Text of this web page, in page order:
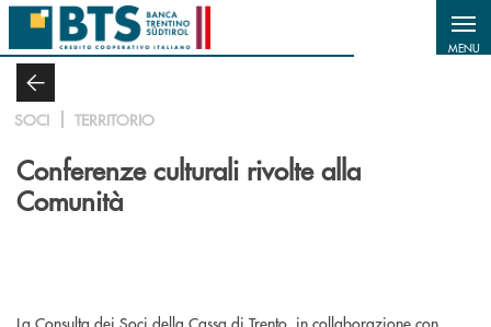
Salta al contenuto principale
MENU
SOCI TERRITORIO
Conferenze culturali rivolte alla
Comunità